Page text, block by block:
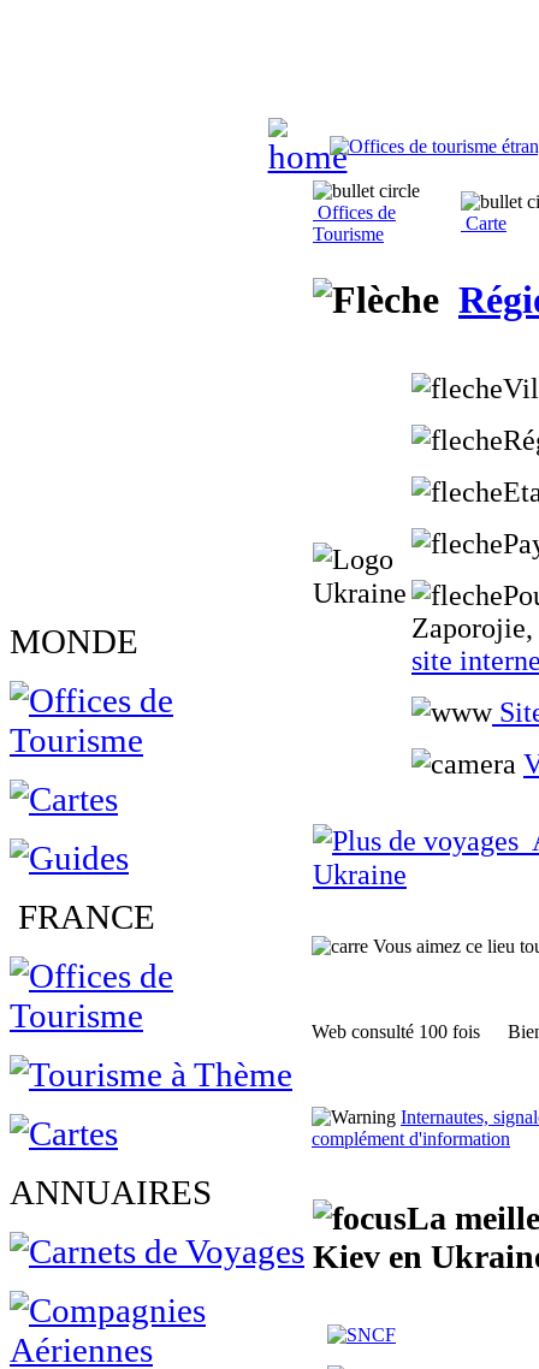
MONDE
FRANCE
ANNUAIRES
Offices de
Tourisme
Carte
site
Ukraine
Vous aimez ce lieu
Web consulté 100 fois
Internautes,
complément d'information
La
Kiev en